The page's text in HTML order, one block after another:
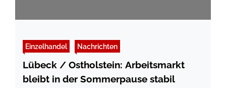
Einzelhandel Nachrichten
Lübeck / Ostholstein: Arbeitsmarkt
bleibt in der Sommerpause stabil